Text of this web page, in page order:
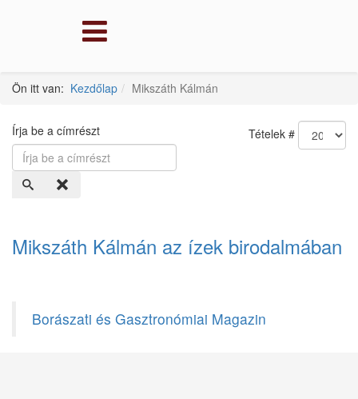
Ön itt van: Kezdőlap Mikszáth Kálmán
Írja be a címrészt Tételek #
Mikszáth Kálmán az ízek birodalmában
Borászati és Gasztronómiai Magazin